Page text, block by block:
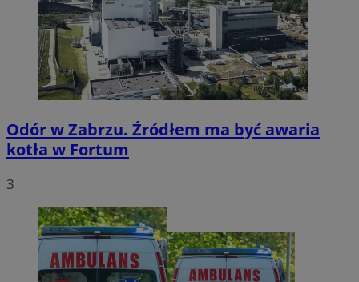
Odór w Zabrzu. Źródłem ma być awaria
kotła w Fortum
3